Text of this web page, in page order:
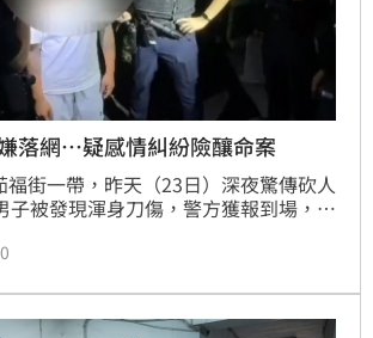
落網…疑感情糾紛險釀命案
街一帶，昨天（23日）深夜驚傳砍人
子被發現渾身刀傷，警方獲報到場，將
犯案，後續朝殺人未遂罪偵辦。